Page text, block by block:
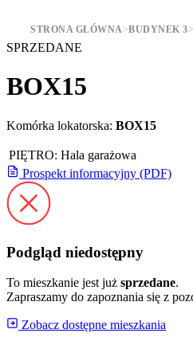
STRONA GŁÓWNA>BUDYNEK 3>
SPRZEDANE
BOX15
Komórka lokatorska: BOX15
PIĘTRO: Hala garażowa
Prospekt informacyjny (PDF)
Podgląd niedostępny
To mieszkanie jest już sprzedane.
Zapraszamy do zapoznania się z
Zobacz dostępne mieszkania